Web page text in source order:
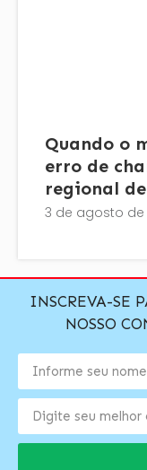
Quando o
erro de
regional
3 de agosto de
INSCREVA-SE
NOSSO